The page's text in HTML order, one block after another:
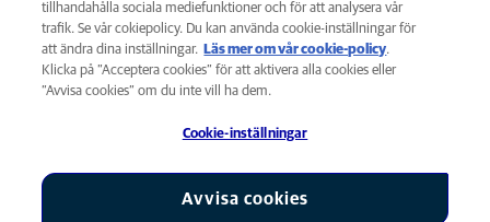
Integritet
Legalt
AniCura är ett dotterbolag till Mars, Inc © 2026
tillhandahålla sociala mediefunktioner och för att analysera vår
trafik. Se vår cokiepolicy. Du kan använda cookie-inställningar för
att ändra dina inställningar.
Läs mer om vår cookie-policy(opens in a
new tab)
.
Klicka på ”Acceptera cookies” för att aktivera alla cookies eller
”Avvisa cookies” om du inte vill ha dem.
Cookie-inställningar
Avvisa cookies